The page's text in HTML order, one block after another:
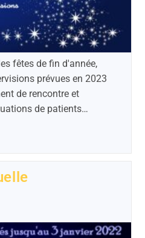
fêtes de fin d'année,
prévues en 2023
de rencontre et
de patients…